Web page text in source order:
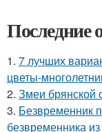
Последние
1. 7 лучших
цветы-
2. Змеи
3. Безвременник
безвременника